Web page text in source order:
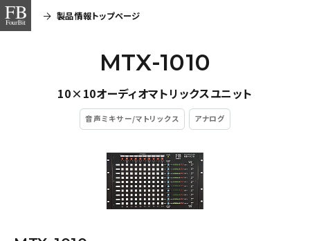
製品情報トップページ
MTX-1010
10×10オーディオマトリックスユニット
音声ミキサー/マトリックス アナログ